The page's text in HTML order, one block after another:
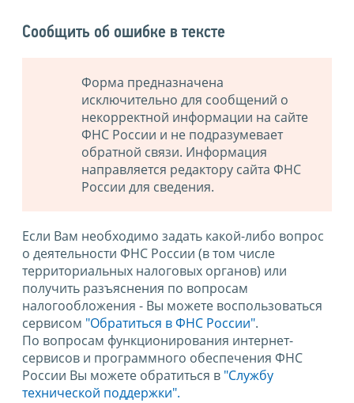
Сообщить об ошибке в тексте
Форма предназначена
исключительно для сообщений о
некорректной информации на сайте
ФНС России и не подразумевает
обратной связи. Информация
направляется редактору сайта ФНС
России для сведения.
Если Вам необходимо задать какой-либо вопрос
о деятельности ФНС России (в том числе
территориальных налоговых органов) или
получить разъяснения по вопросам
налогообложения - Вы можете воспользоваться
сервисом "Обратиться в ФНС России".
По вопросам функционирования интернет-
сервисов и программного обеспечения ФНС
России Вы можете обратиться в "Службу
технической поддержки".